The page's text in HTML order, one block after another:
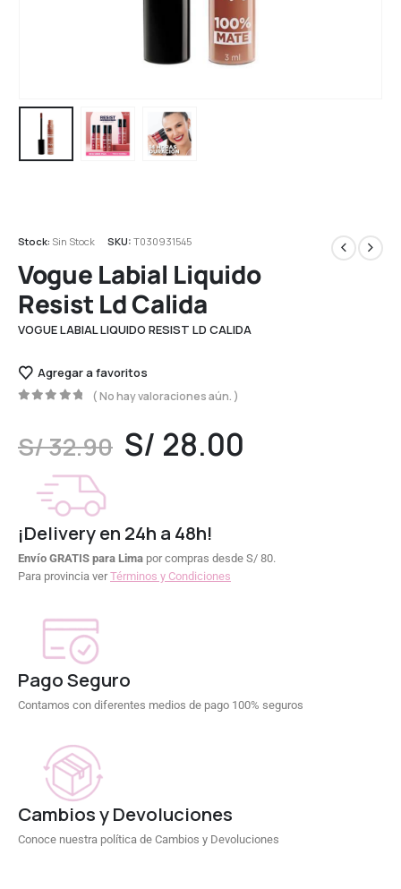
Stock: Sin Stock SKU:T030931545
Vogue Labial Liquido
Resist Ld Calida
VOGUE LABIAL LIQUIDO RESIST LD CALIDA
Agregar a favoritos
( No hay valoraciones aún. )
S/32.90 S/ 28.00
¡Delivery en 24h a 48h!
Envío GRATIS para Lima por compras desde S/ 80.
Para provincia verTérminos y Condiciones
Pago Seguro
Contamos con diferentes medios de pago 100% seguros
Cambios y Devoluciones
Conoce nuestra política de Cambios y Devoluciones